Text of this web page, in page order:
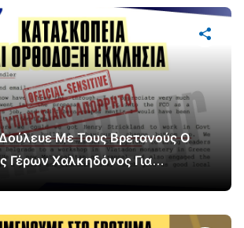
Με Τους Βρετανούς Ο
Γέρων Χαλκηδόνος Για